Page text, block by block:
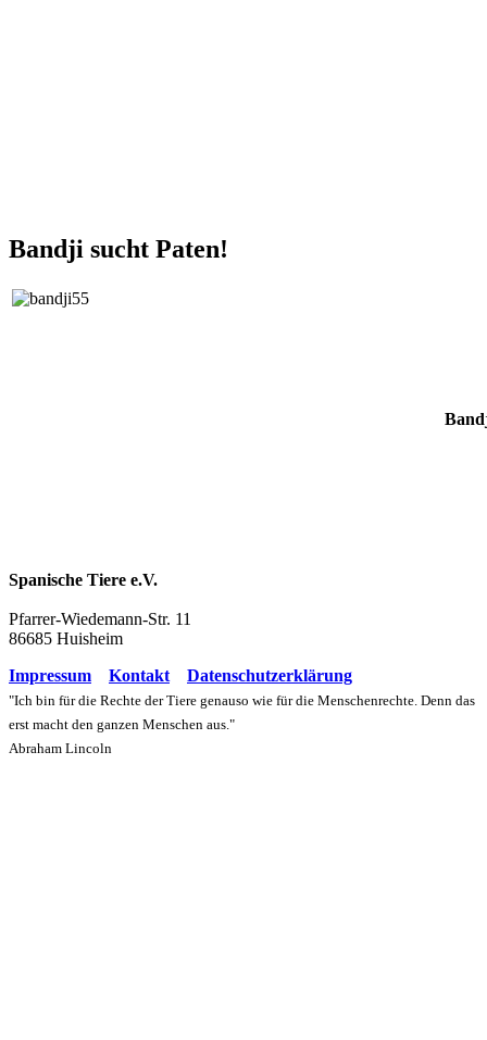
Bandji sucht Paten!
Spanische Tiere e.V.
Pfarrer-Wiedemann-Str. 11
86685 Huisheim
Impressum
Kontakt Datenschutzerklärung
"Ich bin für die Rechte der Tiere genauso wie für die Menschenrechte. Denn das
erst macht den ganzen Menschen aus."
Abraham Lincoln